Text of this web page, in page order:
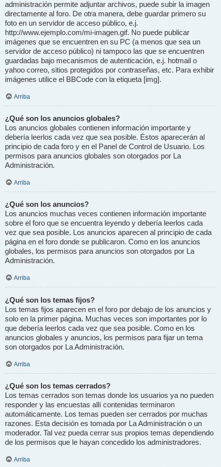
administración permite adjuntar archivos, puede subir la imagen
directamente al foro. De otra manera, debe guardar primero su
foto en un servidor de acceso público, e.j.
http://www.ejemplo.com/mi-imagen.gif. No puede publicar
imágenes que se encuentren en su PC (a menos que sea un
servidor de acceso público) ni tampoco las que se encuentren
guardadas bajo mecanismos de autenticación, e.j. hotmail o
yahoo correo, sitios protegidos por contraseñas, etc. Para exhibir
imágenes utilice el BBCode con la etiqueta [img].
Arriba
¿Qué son los anuncios globales?
Los anuncios globales contienen información importante y
debería leerlos cada vez que sea posible. Éstos aparecerán al
principio de cada foro y en el Panel de Control de Usuario. Los
permisos para anuncios globales son otorgados por La
Administración.
Arriba
¿Qué son los anuncios?
Los anuncios muchas veces contienen información importante
sobre el foro que se encuentra leyendo y debería leerlos cada
vez que sea posible. Los anuncios aparecen al principio de cada
página en el foro donde se publicaron. Como en los anuncios
globales, los permisos para anuncios son otorgados por La
Administración.
Arriba
¿Qué son los temas fijos?
Los temas fijos aparecen en el foro por debajo de los anuncios y
solo en la primer página. Muchas veces son importantes por lo
que debería leerlos cada vez que sea posible. Como en los
anuncios globales y anuncios, los permisos para fijar un tema
son otorgados por La Administración.
Arriba
¿Qué son los temas cerrados?
Los temas cerrados son temas donde los usuarios ya no pueden
responder y las encuestas allí contenidas terminaron
automáticamente. Los temas pueden ser cerrados por muchas
razones. Esta decisión es tomada por La Administración o un
moderador. Tal vez pueda cerrar sus propios temas dependiendo
de los permisos que le hayan concedido los administradores.
Arriba